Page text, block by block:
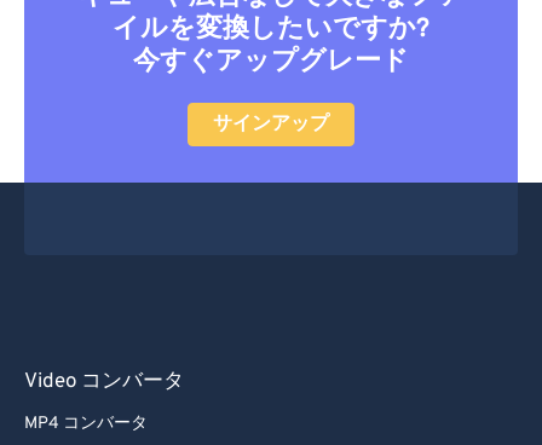
イルを変換したいですか?
今すぐアップグレード
サインアップ
Video コンバータ
MP4 コンバータ